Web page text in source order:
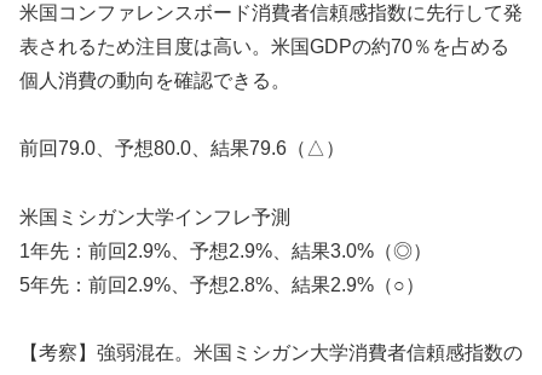
米国コンファレンスボード消費者信頼感指数に先行して発
表されるため注目度は高い。米国GDPの約70％を占める
個人消費の動向を確認できる。
前回79.0、予想80.0、結果79.6（△）
米国ミシガン大学インフレ予測
1年先：前回2.9%、予想2.9%、結果3.0%（◎）
5年先：前回2.9%、予想2.8%、結果2.9%（○）
【考察】強弱混在。米国ミシガン大学消費者信頼感指数の